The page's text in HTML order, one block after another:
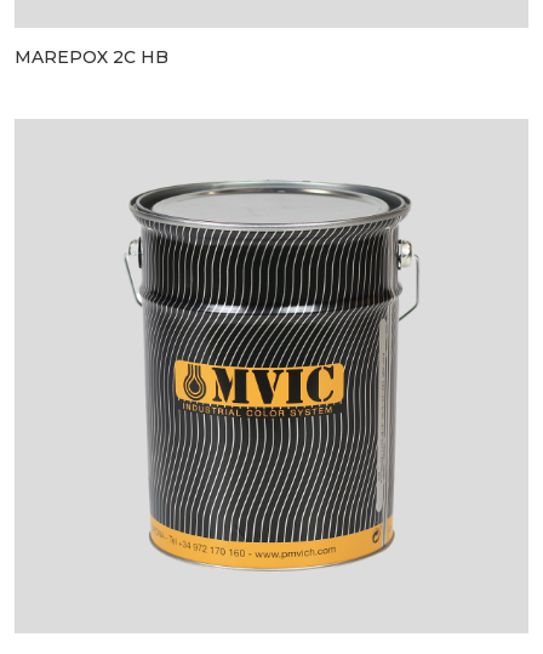
MAREPOX 2C HB